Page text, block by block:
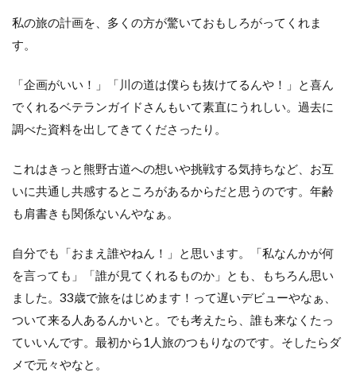
古
と
出
い
観、
SBNR
6
れ
か
ら
私の旅の計画を、多くの方が驚いておもしろがってくれま
す。
「企画がいい！」「川の道は僕らも抜けてるんや！」と喜ん
でくれるベテランガイドさんもいて素直にうれしい。過去に
調べた資料を出してきてくださったり。
これはきっと熊野古道への想いや挑戦する気持ちなど、お互
いに共通し共感するところがあるからだと思うのです。年齢
も肩書きも関係ないんやなぁ。
自分でも「おまえ誰やねん！」と思います。「私なんかが何
を言っても」「誰が見てくれるものか」とも、もちろん思い
ました。33歳で旅をはじめます！って遅いデビューやなぁ、
ついて来る人あるんかいと。でも考えたら、誰も来なくたっ
ていいんです。最初から1人旅のつもりなのです。そしたらダ
メで元々やなと。